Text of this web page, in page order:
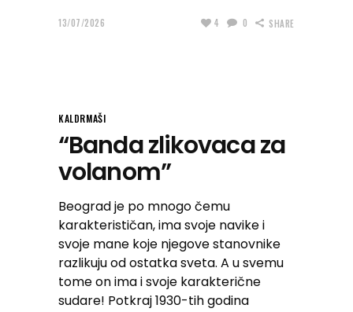
13/07/2026 4 0 SHARE
KALDRMAŠI
“Banda zlikovaca za
volanom”
Beograd je po mnogo čemu
karakterističan, ima svoje navike i
svoje mane koje njegove stanovnike
razlikuju od ostatka sveta. A u svemu
tome on ima i svoje karakterične
sudare! Potkraj 1930-tih godina